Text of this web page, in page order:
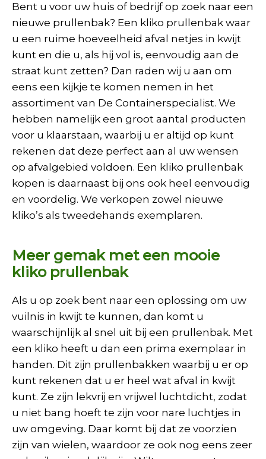
Bent u voor uw huis of bedrijf op zoek naar een
nieuwe prullenbak? Een kliko prullenbak waar
u een ruime hoeveelheid afval netjes in kwijt
kunt en die u, als hij vol is, eenvoudig aan de
straat kunt zetten? Dan raden wij u aan om
eens een kijkje te komen nemen in het
assortiment van De Containerspecialist. We
hebben namelijk een groot aantal producten
voor u klaarstaan, waarbij u er altijd op kunt
rekenen dat deze perfect aan al uw wensen
op afvalgebied voldoen. Een kliko prullenbak
kopen is daarnaast bij ons ook heel eenvoudig
en voordelig. We verkopen zowel nieuwe
kliko’s als tweedehands exemplaren.
Meer gemak met een mooie
kliko prullenbak
Als u op zoek bent naar een oplossing om uw
vuilnis in kwijt te kunnen, dan komt u
waarschijnlijk al snel uit bij een prullenbak. Met
een kliko heeft u dan een prima exemplaar in
handen. Dit zijn prullenbakken waarbij u er op
kunt rekenen dat u er heel wat afval in kwijt
kunt. Ze zijn lekvrij en vrijwel luchtdicht, zodat
u niet bang hoeft te zijn voor nare luchtjes in
uw omgeving. Daar komt bij dat ze voorzien
zijn van wielen, waardoor ze ook nog eens zeer